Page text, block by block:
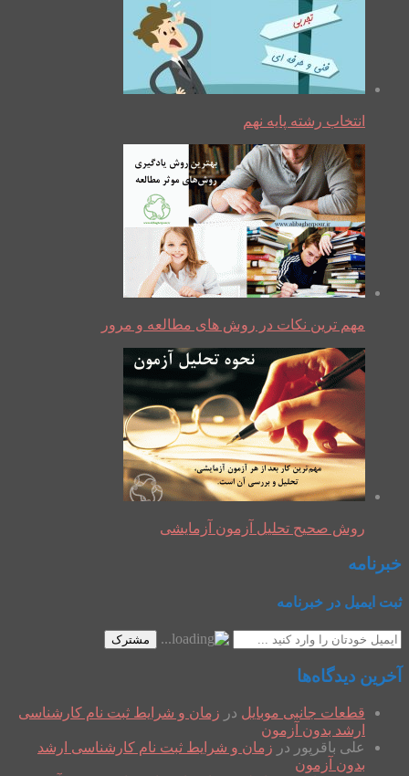
انتخاب رشته پایه نهم
مهم ترین نکات در روش های مطالعه و مرور
روش صحیح تحلیل آزمون آزمایشی
خبرنامه
ثبت ایمیل در خبرنامه
مشترک
آخرین دیدگاه‌ها
قطعات جانبی موبایل در زمان و شرایط ثبت نام کارشناسی
ارشد بدون آزمون
علی باقرپور در زمان و شرایط ثبت نام کارشناسی ارشد
بدون آزمون